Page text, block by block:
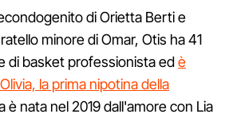
di Orietta Berti e
minore di Omar, Otis ha 41
di basket professionista edè
la prima nipotina della
è nata nel 2019 dall'amore con Lia